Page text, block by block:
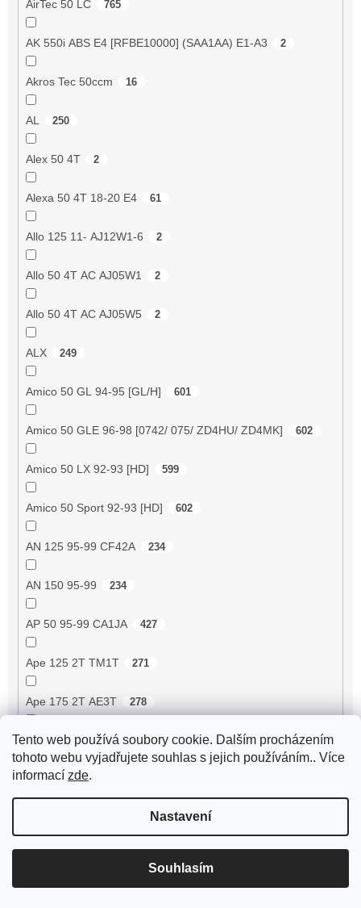
Tento web používá soubory cookie. Dalším procházením
tohoto webu vyjadřujete souhlas s jejich používáním.. Více
informací zde.
Nastavení
Souhlasím
AirTec 50 LC 765
AK 550i ABS E4 [RFBE10000] (SAA1AA) E1-A3 2
Akros Tec 50ccm 16
AL 250
Alex 50 4T 2
Alexa 50 4T 18-20 E4 61
Allo 125 11- AJ12W1-6 2
Allo 50 4T AC AJ05W1 2
Allo 50 4T AC AJ05W5 2
ALX 249
Amico 50 GL 94-95 [GL/H] 601
Amico 50 GLE 96-98 [0742/ 075/ ZD4HU/ ZD4MK] 602
Amico 50 LX 92-93 [HD] 599
Amico 50 Sport 92-93 [HD] 602
AN 125 95-99 CF42A 234
AN 150 95-99 234
AP 50 95-99 CA1JA 427
Ape 125 2T TM1T 271
Ape 175 2T AE3T 278
Ape 190 2T MPA1T 293
Ape 190 2T MPM1T
293